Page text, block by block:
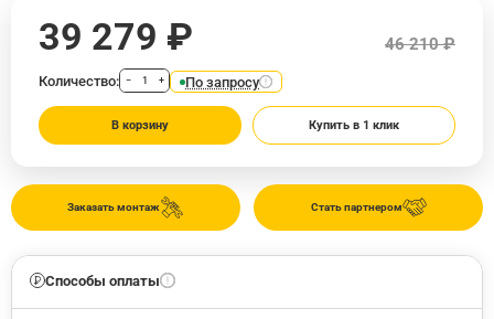
Стать партнером
Заказать монтаж
39 279 ₽ 46 210 ₽
Количество: − + По запросу
В корзину Купить в 1 клик
Способы оплаты